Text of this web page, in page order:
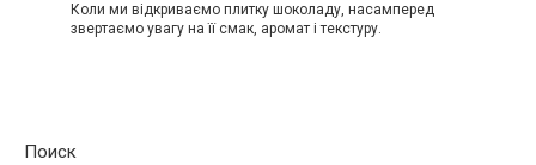
Коли ми відкриваємо плитку шоколаду, насамперед
звертаємо увагу на її смак, аромат і текстуру.
Поиск